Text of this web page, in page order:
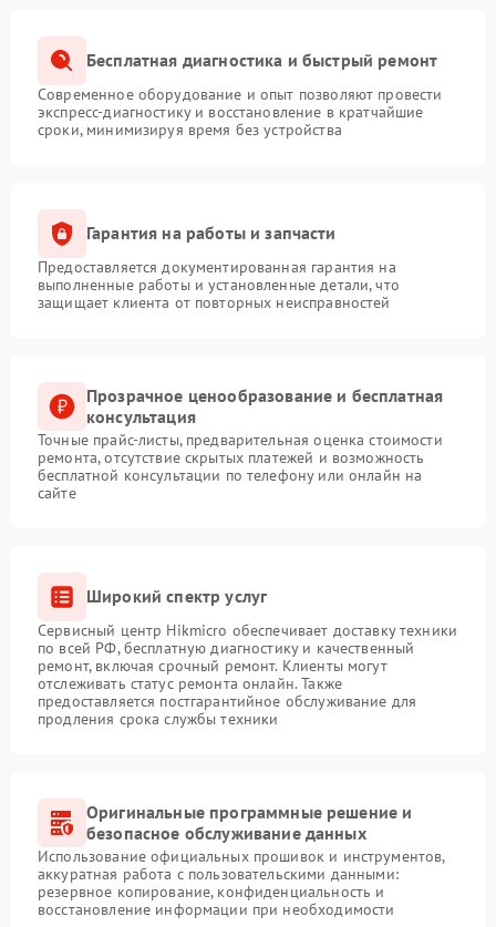
Бесплатная диагностика и быстрый ремонт
Современное оборудование и опыт позволяют провести
экспресс-диагностику и восстановление в кратчайшие
сроки, минимизируя время без устройства
Гарантия на работы и запчасти
Предоставляется документированная гарантия на
выполненные работы и установленные детали, что
защищает клиента от повторных неисправностей
Прозрачное ценообразование и бесплатная
консультация
Точные прайс-листы, предварительная оценка стоимости
ремонта, отсутствие скрытых платежей и возможность
бесплатной консультации по телефону или онлайн на
сайте
Широкий спектр услуг
Сервисный центр Hikmicro обеспечивает доставку техники
по всей РФ, бесплатную диагностику и качественный
ремонт, включая срочный ремонт. Клиенты могут
отслеживать статус ремонта онлайн. Также
предоставляется постгарантийное обслуживание для
продления срока службы техники
Оригинальные программные решение и
безопасное обслуживание данных
Использование официальных прошивок и инструментов,
аккуратная работа с пользовательскими данными:
резервное копирование, конфиденциальность и
восстановление информации при необходимости